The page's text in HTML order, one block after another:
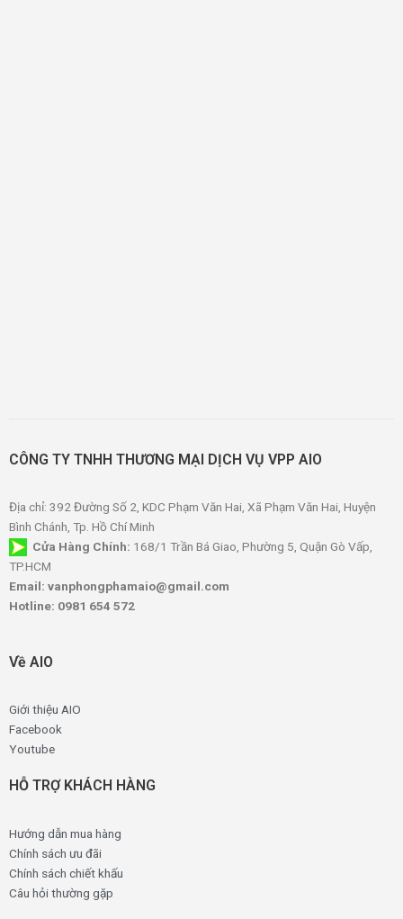
CÔNG TY TNHH THƯƠNG MẠI DỊCH VỤ VPP AIO
Địa chỉ: 392 Đường Số 2, KDC Phạm Văn Hai, Xã Phạm Văn Hai, Huyện
Bình Chánh, Tp. Hồ Chí Minh
Cửa Hàng Chính: 168/1 Trần Bá Giao, Phường 5, Quận Gò Vấp,
TP.HCM
Email: vanphongphamaio@gmail.com
Hotline: 0981 654 572
Về AIO
Giới thiệu AIO
Facebook
Youtube
HỖ TRỢ KHÁCH HÀNG
Hướng dẫn mua hàng
Chính sách ưu đãi
Chính sách chiết khấu
Câu hỏi thường gặp